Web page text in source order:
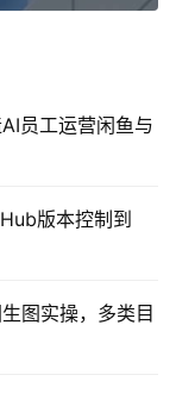
员工运营闲鱼与
版本控制到
图实操，多类目